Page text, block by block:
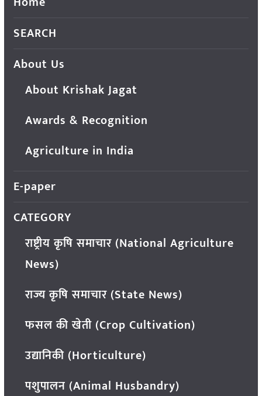
SEARCH
About Us
About Krishak Jagat
Awards & Recognition
Agriculture in India
E-paper
CATEGORY
राष्ट्रीय कृषि समाचार (National Agriculture
News)
राज्य कृषि समाचार (State News)
फसल की खेती (Crop Cultivation)
उद्यानिकी (Horticulture)
पशुपालन (Animal Husbandry)